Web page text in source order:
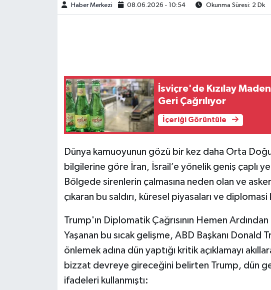
Haber Merkezi 08.06.2026 - 10:54 Okunma Süresi: 2 Dk
İsviçre'de Kızılay
Geri Çağrılıyor
İçeriği Görüntüle
Dünya kamuoyunun gözü bir kez daha Orta
bilgilerine göre İran, İsrail’e yönelik geniş çaplı
Bölgede sirenlerin çalmasına neden olan ve
çıkaran bu saldırı, küresel piyasaları ve
Trump'ın Diplomatik Çağrısının Hemen
Yaşanan bu sıcak gelişme, ABD Başkanı Donald
önlemek adına dün yaptığı kritik açıklamayı
bizzat devreye gireceğini belirten Trump, dün
ifadeleri kullanmıştı: